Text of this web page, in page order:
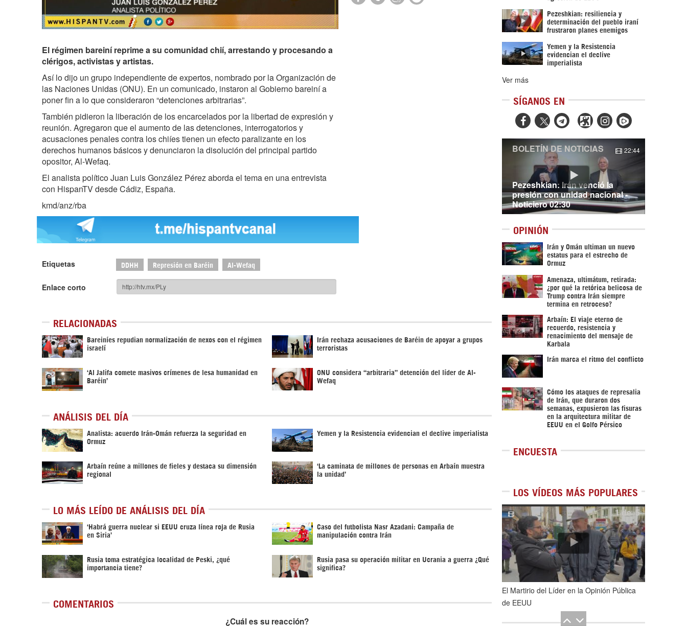
El régimen bareiní reprime a su comunidad chií, arrestando y procesando a
clérigos, activistas y artistas.
Así lo dijo un grupo independiente de expertos, nombrado por la Organización de
las Naciones Unidas (ONU). En un comunicado, instaron al Gobierno bareiní a
poner fin a lo que consideraron “detenciones arbitrarias”.
También pidieron la liberación de los encarcelados por la libertad de expresión y
reunión. Agregaron que el aumento de las detenciones, interrogatorios y
acusaciones penales contra los chiíes tienen un efecto paralizante en los
derechos humanos básicos y denunciaron la disolución del principal partido
opositor, Al-Wefaq.
El analista político Juan Luis González Pérez aborda el tema en una entrevista
con HispanTV desde Cádiz, España.
kmd/anz/rba
Etiquetas DDHH Represión en Baréin Al-Wefaq
Enlace corto
RELACIONADAS
Bareiníes repudian normalización de nexos con el régimen
israelí
Irán rechaza acusaciones de Baréin de apoyar a grupos
terroristas
‘Al Jalifa comete masivos crímenes de lesa humanidad en
Baréin’
ONU considera “arbitraria” detención del líder de Al-
Wefaq
ANÁLISIS DEL DÍA
Analista: acuerdo Irán-Omán refuerza la seguridad en
Ormuz
Yemen y la Resistencia evidencian el declive imperialista
Arbaín reúne a millones de fieles y destaca su dimensión
regional
‘La caminata de millones de personas en Arbaín muestra
la unidad’
LO MÁS LEÍDO DE ANÁLISIS DEL DÍA
‎‘Habrá guerra nuclear si EEUU cruza línea roja de Rusia
en Siria’‎
Caso del futbolista Nasr Azadani: Campaña de
manipulación contra Irán
Rusia toma estratégica localidad de Peski, ¿qué
importancia tiene?
Rusia pasa su operación militar en Ucrania a guerra ¿Qué
significa?
COMENTARIOS
Pezeshkian: resiliencia y
determinación del pueblo iraní
frustraron planes enemigos
Yemen y la Resistencia
evidencian el declive
imperialista
Ver más
SÍGANOS EN
  
Pezeshkian: Irán venció la
presión con unidad nacional -
Noticiero 02:30
BOLETÍN DE NOTICIAS 22:44
OPINIÓN
Irán y Omán ultiman un nuevo
estatus para el estrecho de
Ormuz
Amenaza, ultimátum, retirada:
¿por qué la retórica belicosa de
Trump contra Irán siempre
termina en retroceso?
Arbaín: El viaje eterno de
recuerdo, resistencia y
renacimiento del mensaje de
Karbala
Irán marca el ritmo del conflicto
Cómo los ataques de represalia
de Irán, que duraron dos
semanas, expusieron las fisuras
en la arquitectura militar de
EEUU en el Golfo Pérsico
ENCUESTA
LOS VÍDEOS MÁS POPULARES
1de5
El Martirio del Líder en la Opinión Pública
de EEUU